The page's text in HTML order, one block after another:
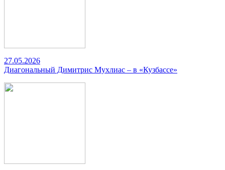
27.05.2026
Диагональный Димитрис Мухлиас – в «Кузбассе»